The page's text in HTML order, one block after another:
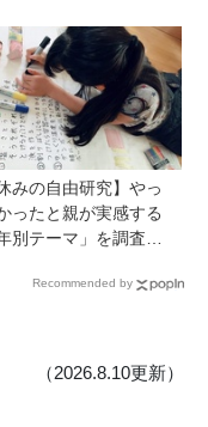
場所」をつくってく
親のもとで挑戦し続
が育った
みの自由研究】やっ
ったと親が実感する
別テーマ」を調査！
、親のサポートも≪Hu
Recommended by
（2026.8.10更新）